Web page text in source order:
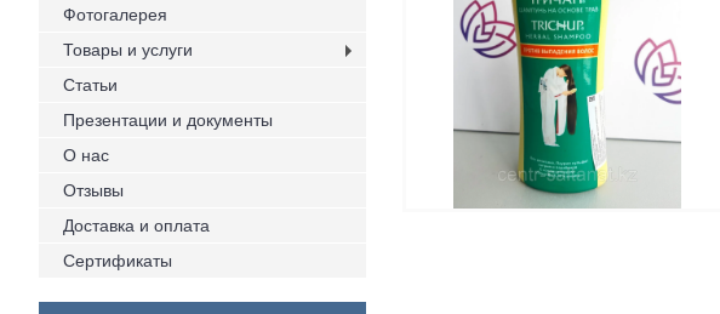
Фотогалерея
Товары и услуги
Статьи
Презентации и документы
О нас
Отзывы
Доставка и оплата
Сертификаты